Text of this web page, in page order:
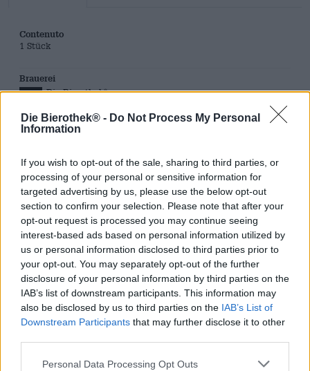
Die Bierothek® - Do Not Process My Personal
Information
If you wish to opt-out of the sale, sharing to third parties, or
processing of your personal or sensitive information for
targeted advertising by us, please use the below opt-out
section to confirm your selection. Please note that after your
opt-out request is processed you may continue seeing
interest-based ads based on personal information utilized by
us or personal information disclosed to third parties prior to
your opt-out. You may separately opt-out of the further
disclosure of your personal information by third parties on the
IAB’s list of downstream participants. This information may
also be disclosed by us to third parties on the IAB’s List of
Downstream Participants that may further disclose it to other
Personal Data Processing Opt Outs
Contenuto
1 Stück
Brauerei
Die Bierothek®
Tessera Bierothek®
BIE_CF_880000188
Operatore responsabile del settore alimentare (UE)
Bierothek GmbH, An der Spinnerei 3, 96047
Bamberg Deutschland(DE)
Bierregion
Deutschland
CONSULENZA GRATUITA SULLA BIRRA
Hai domande su questa birra? Siamo qui per te.
shop@bierothek.de
commercianti o ristoratori